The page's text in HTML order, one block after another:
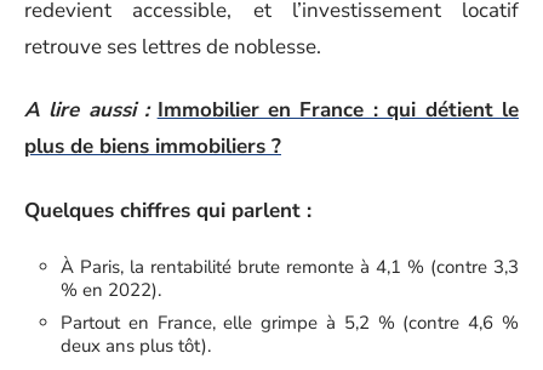
redevient accessible, et l’investissement locatif
retrouve ses lettres de noblesse.
A lire aussi : Immobilier en France : qui détient le
plus de biens immobiliers ?
Quelques chiffres qui parlent :
À Paris, la rentabilité brute remonte à 4,1 % (contre 3,3
% en 2022).
Partout en France, elle grimpe à 5,2 % (contre 4,6 %
deux ans plus tôt).